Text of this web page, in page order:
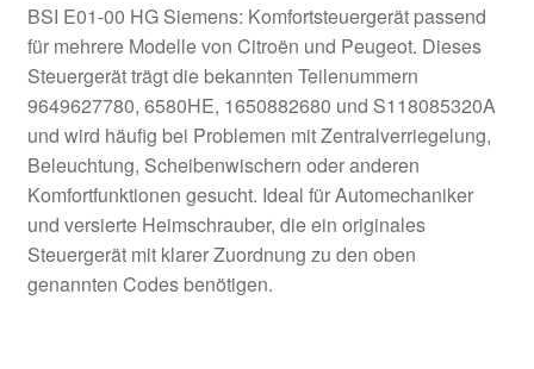
BSI E01-00 HG Siemens: Komfortsteuergerät passend
für mehrere Modelle von Citroën und Peugeot. Dieses
Steuergerät trägt die bekannten Teilenummern
9649627780, 6580HE, 1650882680 und S118085320A
und wird häufig bei Problemen mit Zentralverriegelung,
Beleuchtung, Scheibenwischern oder anderen
Komfortfunktionen gesucht. Ideal für Automechaniker
und versierte Heimschrauber, die ein originales
Steuergerät mit klarer Zuordnung zu den oben
genannten Codes benötigen.